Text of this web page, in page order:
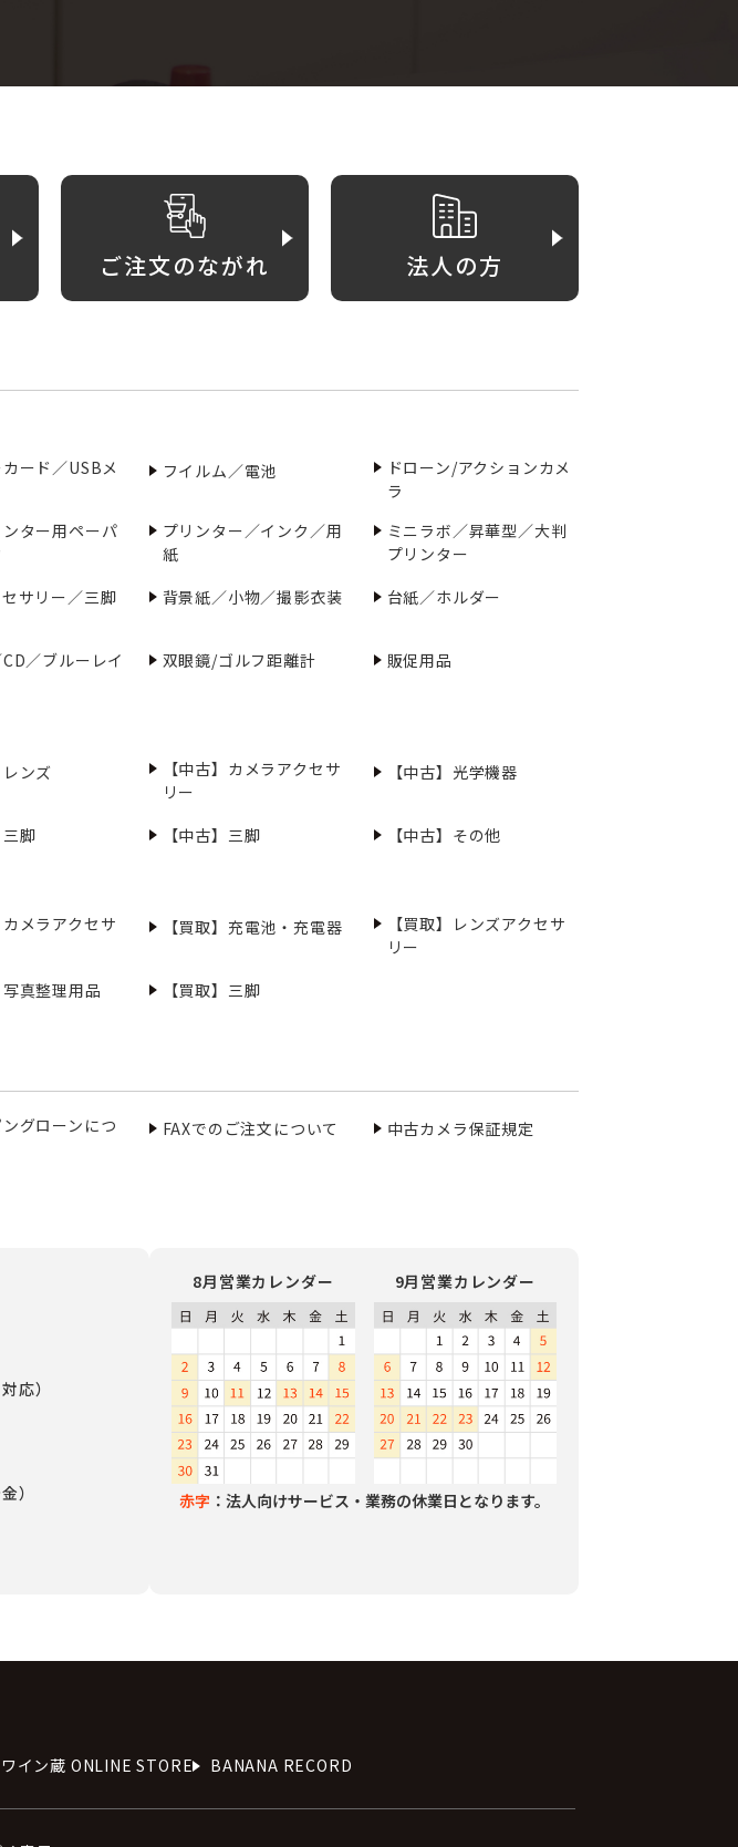
ご注文のながれ 法人の方
ード／USBメ
フイルム／電池
ドローン/アクションカメ
ラ
ター用ペーパ
プリンター／インク／用
紙
ミニラボ／昇華型／大判
プリンター
サリー／三脚 背景紙／小物／撮影衣装 台紙／ホルダー
／ブルーレイ 双眼鏡/ゴルフ距離計 販促用品
レンズ
【中古】カメラアクセサ
リー
【中古】光学機器
三脚 【中古】三脚 【中古】その他
カメラアクセサ
【買取】充電池・充電器
【買取】レンズアクセサ
リー
写真整理用品 【買取】三脚
グローンにつ
FAXでのご注文について 中古カメラ保証規定
応）
）
8月営業カレンダー 9月営業カレンダー
赤字 ：法人向けサービス・業務の休業日となります。
ワイン蔵 ONLINE STORE BANANA RECORD